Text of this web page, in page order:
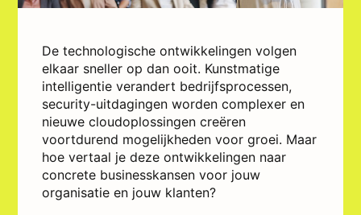
De technologische ontwikkelingen volgen
elkaar sneller op dan ooit. Kunstmatige
intelligentie verandert bedrijfsprocessen,
security-uitdagingen worden complexer en
nieuwe cloudoplossingen creëren
voortdurend mogelijkheden voor groei. Maar
hoe vertaal je deze ontwikkelingen naar
concrete businesskansen voor jouw
organisatie en jouw klanten?